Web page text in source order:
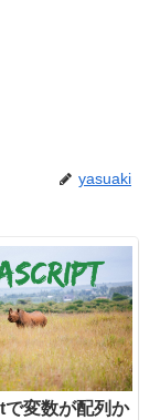
yasuaki
変数が配列か